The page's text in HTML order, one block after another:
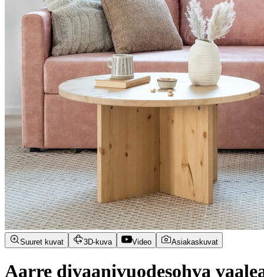
Suuret kuvat 3D-kuva Video Asiakaskuvat
Aarre divaanivuodesohva